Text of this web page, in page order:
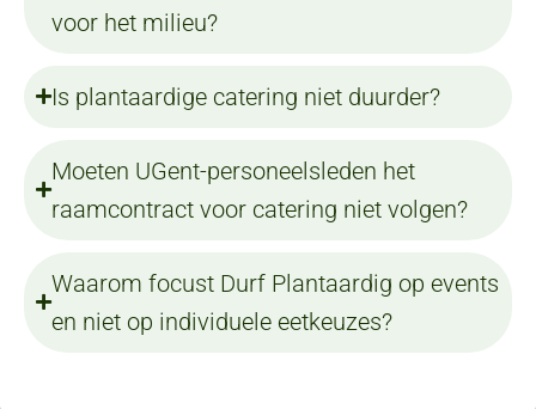
voor het milieu?
Is plantaardige catering niet duurder?
Moeten UGent-personeelsleden het
raamcontract voor catering niet volgen?
Waarom focust Durf Plantaardig op events
en niet op individuele eetkeuzes?